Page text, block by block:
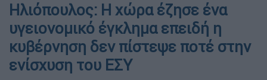
Ηλιόπουλος: Η χώρα έζησε ένα
υγειονομικό έγκλημα επειδή η
κυβέρνηση δεν πίστεψε ποτέ στην
ενίσχυση του ΕΣΥ